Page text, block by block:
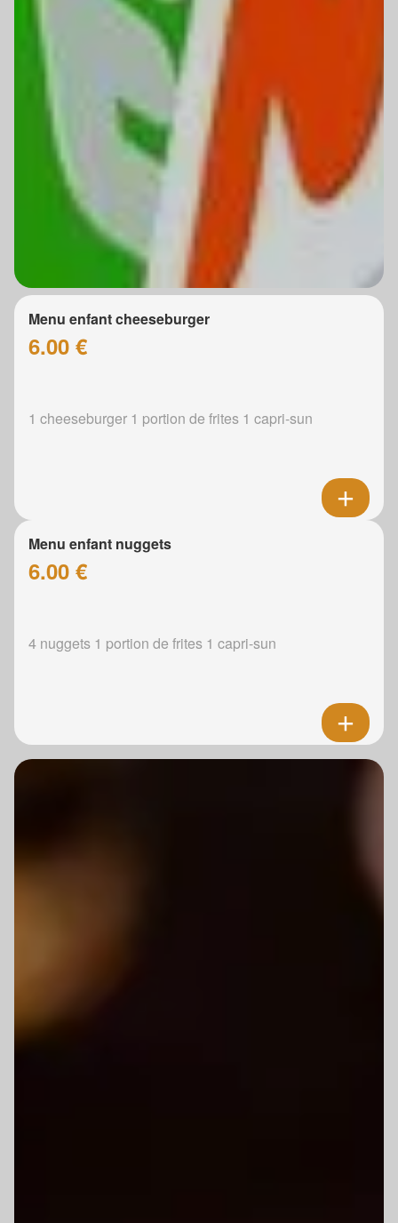
Menu enfant cheeseburger
6.00 €
1 cheeseburger 1 portion de frites 1 capri-sun
Menu enfant nuggets
6.00 €
4 nuggets 1 portion de frites 1 capri-sun